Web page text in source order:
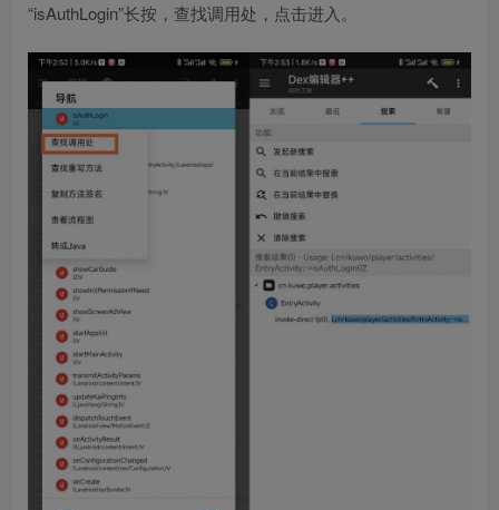
“isAuthLogin”长按，查找调用处，点击进入。